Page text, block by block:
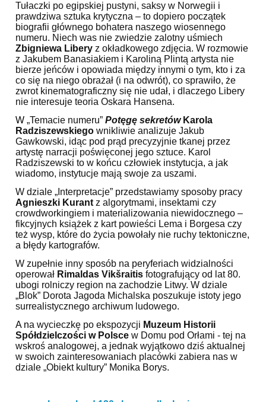
Tułaczki po egipskiej pustyni, saksy w Norwegii i
prawdziwa sztuka krytyczna – to dopiero początek
biografii głównego bohatera naszego wiosennego
numeru. Niech was nie zwiedzie zalotny uśmiech
Zbigniewa Libery z okładkowego zdjęcia. W rozmowie
z Jakubem Banasiakiem i Karoliną Plintą artysta nie
bierze jeńców i opowiada między innymi o tym, kto i za
co się na niego obrażał (i na odwrót), co sprawiło, że
zwrot kinematograficzny się nie udał, i dlaczego Libery
nie interesuje teoria Oskara Hansena.
W „Temacie numeru” Potęgę sekretów Karol a
Radziszewskiego wnikliwie analizuje Jakub
Gawkowski, idąc pod prąd precyzyjnie tkanej przez
artystę narracji poświęconej jego sztuce. Karol
Radziszewski to w końcu człowiek instytucja, a jak
wiadomo, instytucje mają swoje za uszami.
W dziale „Interpretacje” przedstawiamy sposoby pracy
Agnieszki Kurant z algorytmami, insektami czy
crowdworkingiem i materializowania niewidocznego –
fikcyjnych książek z kart powieści Lema i Borgesa czy
też wysp, które do życia powołały nie ruchy tektoniczne,
a błędy kartografów.
W zupełnie inny sposób na peryferiach widzialności
operował Rimaldas Vikšraitis fotografujący od lat 80.
ubogi rolniczy region na zachodzie Litwy. W dziale
„Blok” Dorota Jagoda Michalska poszukuje istoty jego
surrealistycznego archiwum ludowego.
A na wycieczkę po ekspozycji Muzeum Historii
Spółdzielczości w Polsce w Domu pod Orłami - tej na
wskroś analogowej, a jednak wyjątkowo dziś aktualnej
w swoich zainteresowaniach placówki zabiera nas w
dziale „Obiekt kultury” Monika Borys.